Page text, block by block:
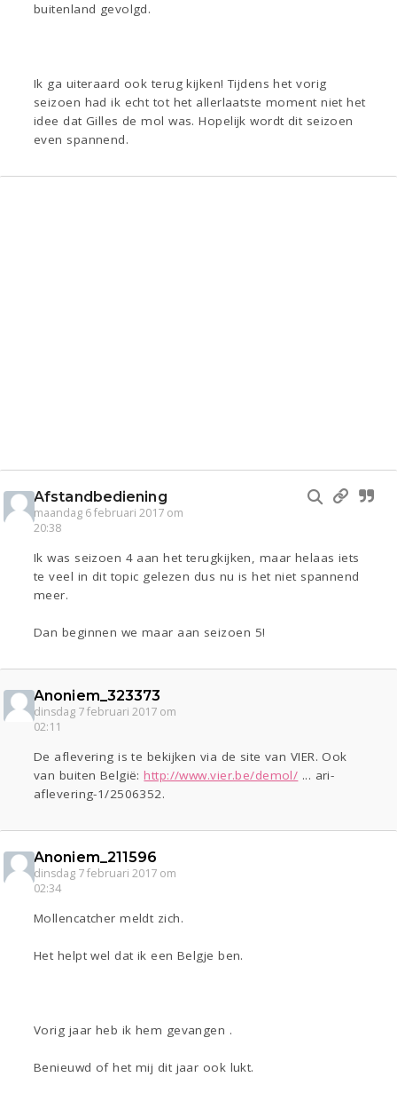
buitenland gevolgd.
Ik ga uiteraard ook terug kijken! Tijdens het vorig
seizoen had ik echt tot het allerlaatste moment niet het
idee dat Gilles de mol was. Hopelijk wordt dit seizoen
even spannend.
Afstandbediening
maandag 6 februari 2017 om
20:38
Ik was seizoen 4 aan het terugkijken, maar helaas iets
te veel in dit topic gelezen dus nu is het niet spannend
meer.
Dan beginnen we maar aan seizoen 5!
Anoniem_323373
dinsdag 7 februari 2017 om
02:11
De aflevering is te bekijken via de site van VIER. Ook
van buiten België:http://www.vier.be/demol/ ... ari-
aflevering-1/2506352.
Anoniem_211596
dinsdag 7 februari 2017 om
02:34
Mollencatcher meldt zich.
Het helpt wel dat ik een Belgje ben.
Vorig jaar heb ik hem gevangen .
Benieuwd of het mij dit jaar ook lukt.